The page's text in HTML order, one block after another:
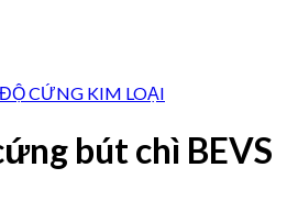
CỨNG KIM LOẠI
bút chì BEVS